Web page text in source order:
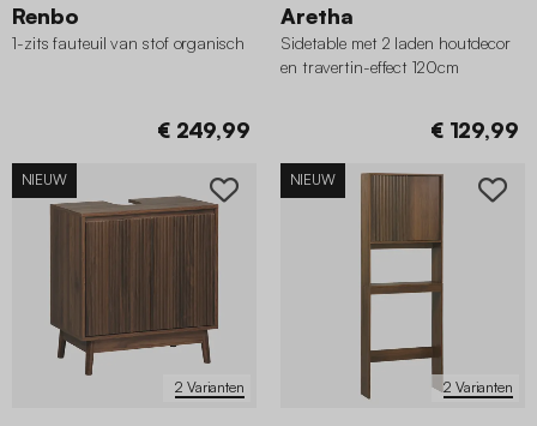
Renbo
1-zits fauteuil van stof organisch
€ 249,99
Aretha
Sidetable met 2 laden houtdecor
en travertin-effect 120cm
€ 129,99
2 Varianten
NIEUW
2 Varianten
NIEUW